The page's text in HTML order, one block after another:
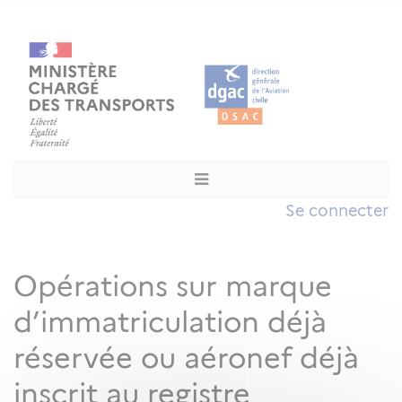
Se connecter
Opérations sur marque
d’immatriculation déjà
réservée ou aéronef déjà
inscrit au registre